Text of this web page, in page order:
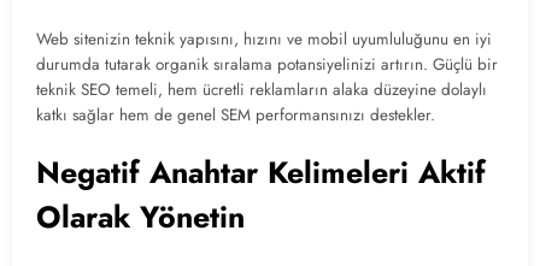
Web sitenizin teknik yapısını, hızını ve mobil uyumluluğunu en iyi
durumda tutarak organik sıralama potansiyelinizi artırın. Güçlü bir
teknik SEO temeli, hem ücretli reklamların alaka düzeyine dolaylı
katkı sağlar hem de genel SEM performansınızı destekler.
Negatif Anahtar Kelimeleri Aktif
Olarak Yönetin